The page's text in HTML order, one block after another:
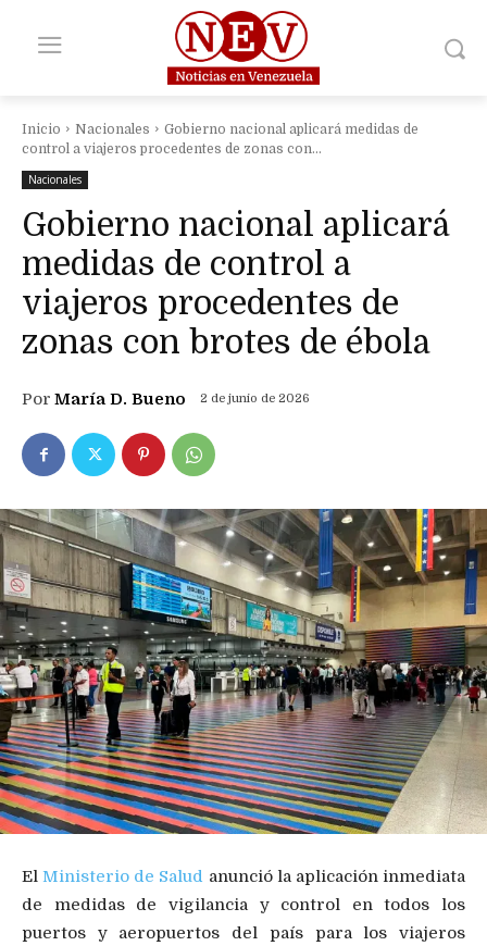
Inicio Nacionales
Gobierno nacional aplicará medidas de
control a viajeros procedentes de zonas con...
Nacionales
Gobierno nacional aplicará
medidas de control a
viajeros procedentes de
zonas con brotes de ébola
Por María D. Bueno 2 de junio de 2026
ElMinisterio de Salud anunció la aplicación inmediata
de medidas de vigilancia y control en todos los
puertos y aeropuertos del país para los viajeros